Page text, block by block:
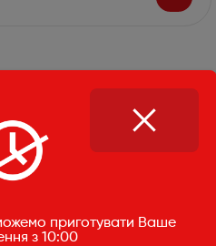
приготувати Ваше
з 10:00